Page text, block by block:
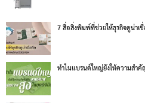
7 สื่อสิ่งพิมพ์ที่ช่วยให้ธุรกิจดูน่า
ทำไมแบรนด์ใหญ่ยังให้ความสำ